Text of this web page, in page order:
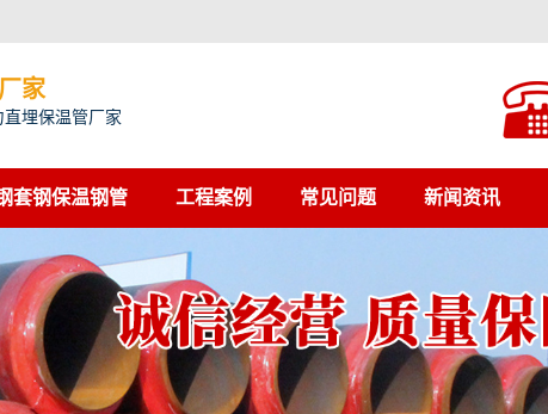
家
埋保温管厂家
套钢保温钢管 工程案例 常见问题 新闻资讯